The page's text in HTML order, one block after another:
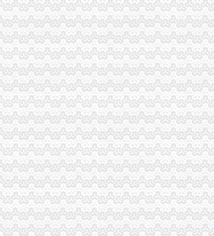
意经
录公布-搜狐滚动
易有限公司_上班一族_厦门小鱼社区_厦
日推荐网-北京商业服务其它】
-起名取名-猪八戒网
在深圳
司流程及费用|工商代理-金华58同城
用-深圳58同城
吧】_百度贴吧
册资本需要多少资金？-阿里巴巴行业